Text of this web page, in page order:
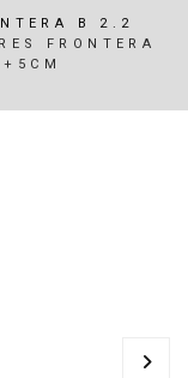
B 2.2
FRONTERA